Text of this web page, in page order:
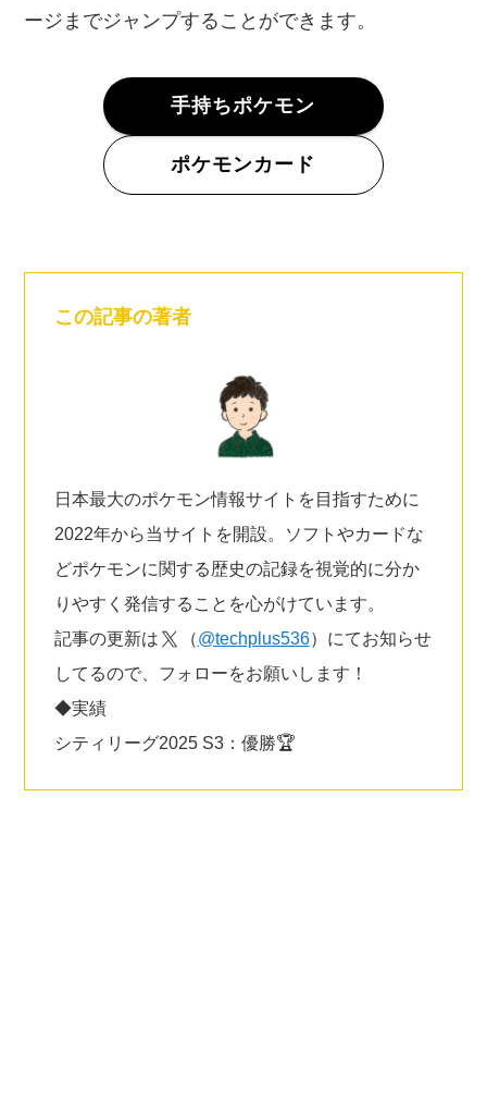
ージまでジャンプすることができます。
手持ちポケモン
ポケモンカード
この記事の著者
日本最大のポケモン情報サイトを目指すために
2022年から当サイトを開設。ソフトやカードな
どポケモンに関する歴史の記録を視覚的に分か
りやすく発信することを心がけています。
記事の更新は
（@techplus536）にてお知らせ
してるので、フォローをお願いします！
◆実績
シティリーグ2025 S3：優勝🏆